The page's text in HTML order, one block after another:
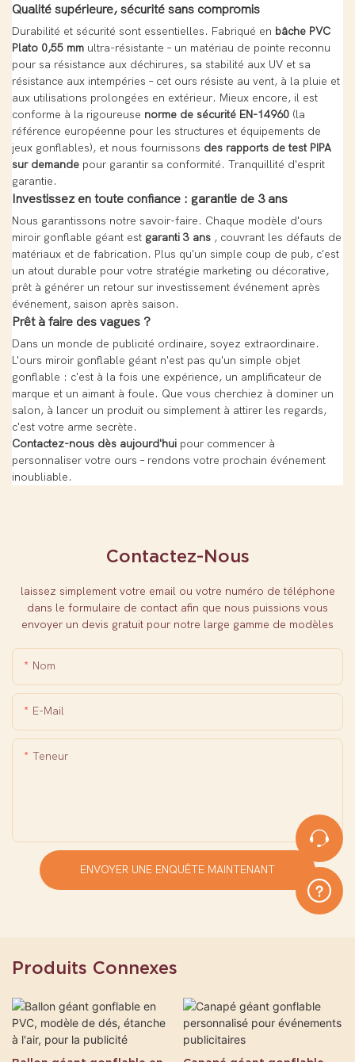
Qualité supérieure, sécurité sans compromis
Durabilité et sécurité sont essentielles. Fabriqué en bâche PVC
Plato 0,55 mm ultra-résistante – un matériau de pointe reconnu
pour sa résistance aux déchirures, sa stabilité aux UV et sa
résistance aux intempéries – cet ours résiste au vent, à la pluie et
aux utilisations prolongées en extérieur. Mieux encore, il est
conforme à la rigoureuse norme de sécurité EN-14960 (la
référence européenne pour les structures et équipements de
jeux gonflables), et nous fournissons des rapports de test PIPA
sur demande pour garantir sa conformité. Tranquillité d'esprit
garantie.
Investissez en toute confiance : garantie de 3 ans
Nous garantissons notre savoir-faire. Chaque modèle d'ours
miroir gonflable géant est garanti 3 ans , couvrant les défauts de
matériaux et de fabrication. Plus qu'un simple coup de pub, c'est
un atout durable pour votre stratégie marketing ou décorative,
prêt à générer un retour sur investissement événement après
événement, saison après saison.
Prêt à faire des vagues ?
Dans un monde de publicité ordinaire, soyez extraordinaire.
L'ours miroir gonflable géant n'est pas qu'un simple objet
gonflable : c'est à la fois une expérience, un amplificateur de
marque et un aimant à foule. Que vous cherchiez à dominer un
salon, à lancer un produit ou simplement à attirer les regards,
c'est votre arme secrète.
Contactez-nous dès aujourd'hui pour commencer à
personnaliser votre ours – rendons votre prochain événement
inoubliable.
Contactez-Nous
laissez simplement votre email ou votre numéro de téléphone
dans le formulaire de contact afin que nous puissions vous
envoyer un devis gratuit pour notre large gamme de modèles
Nom
E-Mail
Teneur
ENVOYER UNE ENQUÊTE MAINTENANT
Produits Connexes